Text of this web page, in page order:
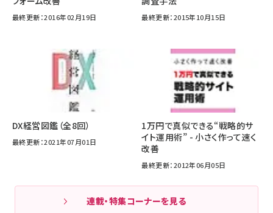
最終更新：2016年02月19日 最終更新：2015年10月15日
DX経営図鑑（全8回）
最終更新：2021年07月01日
1万円で真似できる“戦略的サ
イト運用術” - 小さく作って速く
改善
最終更新：2012年06月05日
連載・特集コーナーを見る